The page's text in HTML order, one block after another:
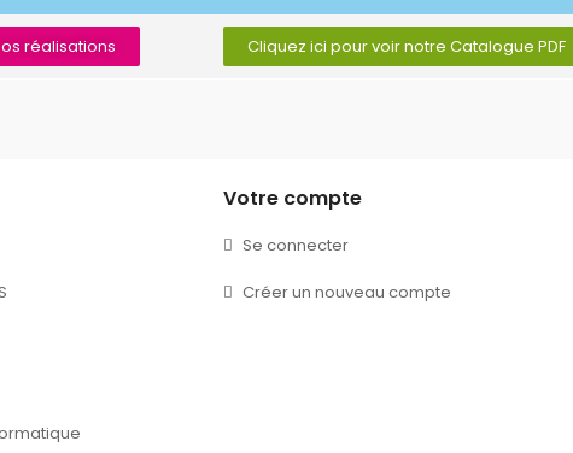
réalisations Cliquez ici pour voir notre Catalogue PDF
Votre compte
Se connecter
Créer un nouveau compte